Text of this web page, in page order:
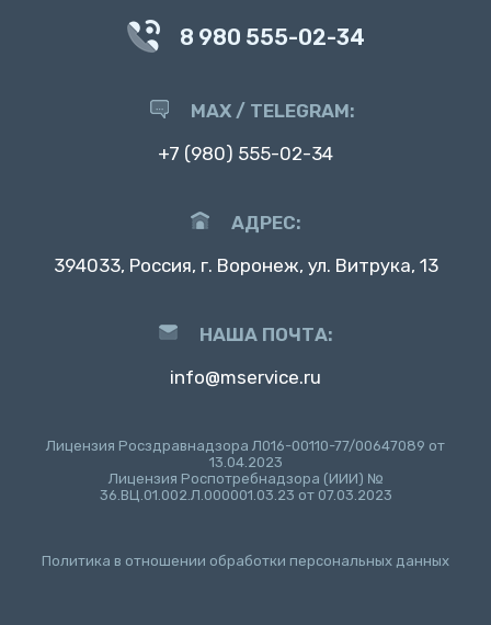
8 980 555-02-34
MAX / TELEGRAM:
+7 (980) 555-02-34
АДРЕС:
394033, Россия, г. Воронеж, ул. Витрука, 13
НАША ПОЧТА:
info@mservice.ru
Лицензия Росздравнадзора Л016-00110-77/00647089 от
13.04.2023
Лицензия Роспотребнадзора (ИИИ) №
36.ВЦ.01.002.Л.000001.03.23 от 07.03.2023
Политика в отношении обработки персональных данных